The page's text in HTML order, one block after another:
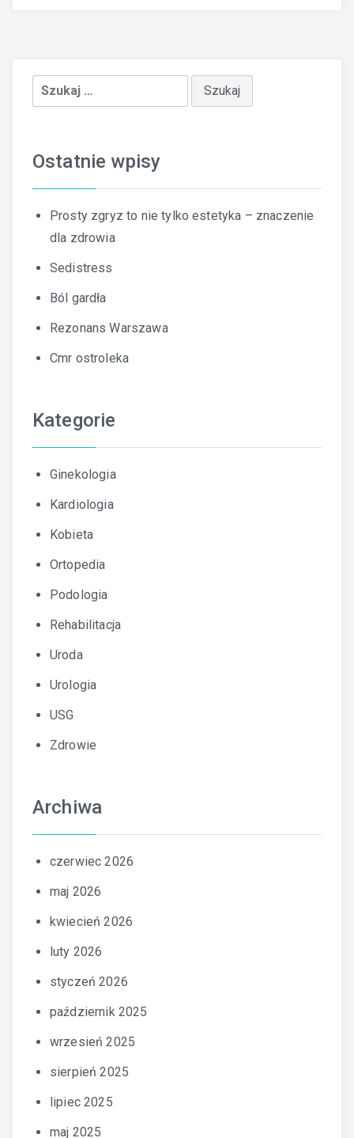
Szukaj:
Ostatnie wpisy
Prosty zgryz to nie tylko estetyka – znaczenie
dla zdrowia
Sedistress
Ból gardła
Rezonans Warszawa
Cmr ostroleka
Kategorie
Ginekologia
Kardiologia
Kobieta
Ortopedia
Podologia
Rehabilitacja
Uroda
Urologia
USG
Zdrowie
Archiwa
czerwiec 2026
maj 2026
kwiecień 2026
luty 2026
styczeń 2026
październik 2025
wrzesień 2025
sierpień 2025
lipiec 2025
maj 2025